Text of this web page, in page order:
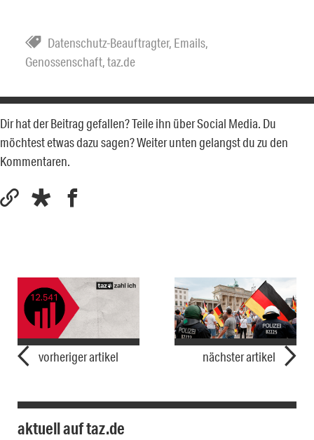
Datenschutz-Beauftragter, Emails,
Genossenschaft,taz.de
Dir hat der Beitrag gefallen? Teile ihn über Social Media. Du
möchtest etwas dazu sagen? Weiter unten gelangst du zu den
Kommentaren.
vorheriger artikel nächster artikel
aktuell auf taz.de